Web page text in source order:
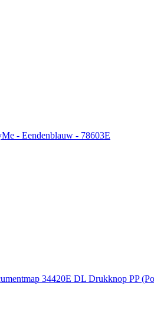
- Eendenblauw - 78603E
34420E DL Drukknop PP